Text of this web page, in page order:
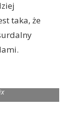
taka, że